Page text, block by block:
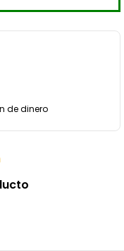
de dinero